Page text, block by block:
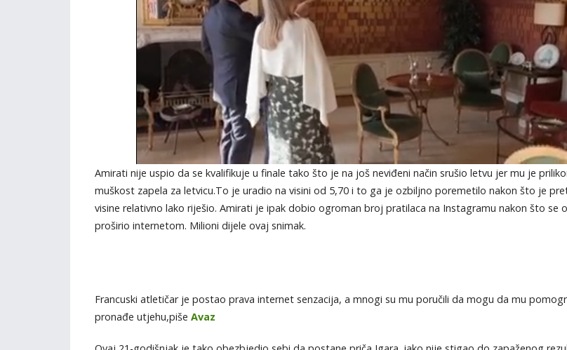
Amirati nije uspio da se kvalifikuje u finale tako što je na još neviđeni način srušio letvu jer mu je
muškost zapela za letvicu.To je uradio na visini od 5,70 i to ga je ozbiljno poremetilo nakon što je
visine relativno lako riješio. Amirati je ipak dobio ogroman broj pratilaca na Instagramu nakon što se
proširio internetom. Milioni dijele ovaj snimak.
Francuski atletičar je postao prava internet senzacija, a mnogi su mu poručili da mogu da mu
pronađe utjehu,piše Avaz